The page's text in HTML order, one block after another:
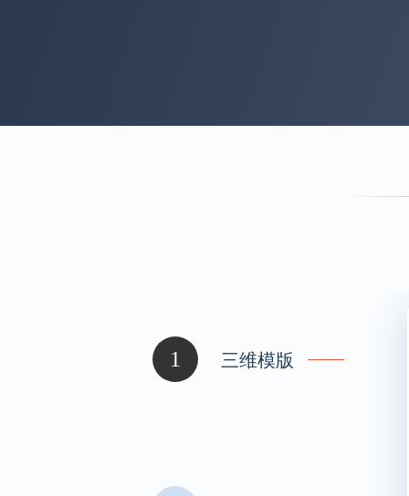
1 三维模版